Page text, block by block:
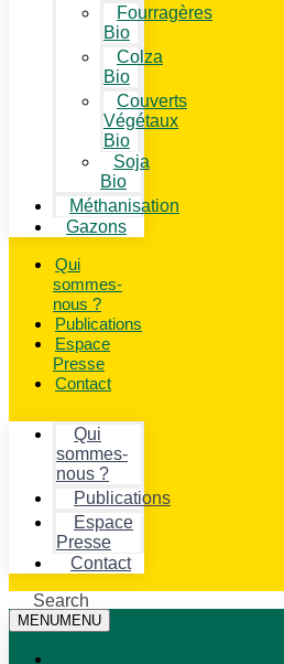
Fourragères
Bio
Colza
Bio
Couverts
Végétaux
Bio
Soja
Bio
Méthanisation
Gazons
Qui
sommes-
nous ?
Publications
Espace
Presse
Contact
Qui
sommes-
nous ?
Publications
Espace
Presse
Contact
Search
MENUMENU